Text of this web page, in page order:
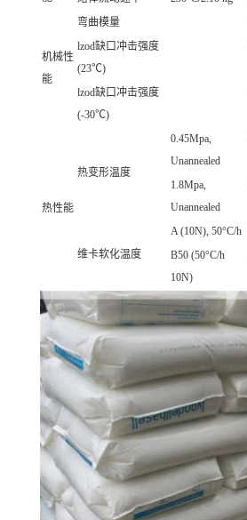
机械性
能
弯曲模量
lzod缺口冲击强度
(23℃)
lzod缺口冲击强度
(-30℃)
热性能
热变形温度
0.45Mpa,
Unannealed
1.8Mpa,
Unannealed
维卡软化温度
A (10N), 50°C/h
B50 (50°C/h
10N)